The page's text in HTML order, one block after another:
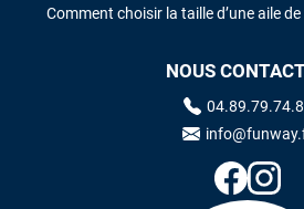
Comment choisir la taille d’une aile
NOUS